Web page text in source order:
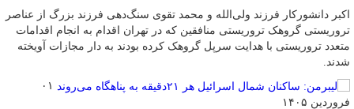
اکبر دانشورکار فرزند ولی‌الله و محمد تقوی سنگ‌دهی فرزند بزرگ از عناصر
تروریستی گروهک تروریستی منافقین که در تهران اقدام به انجام اقدامات
متعدد تروریستی با هدایت سرپل گروهک کرده بودند به دار مجازات آویخته
شدند.
۰۱
فروردین ۱۴۰۵